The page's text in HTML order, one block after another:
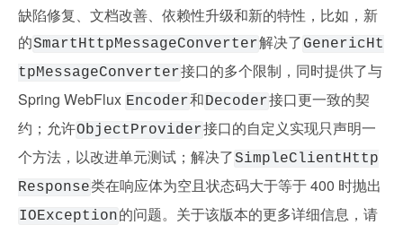
缺陷修复、文档改善、依赖性升级和新的特性，比如，新
的SmartHttpMessageConverter解决了 GenericHt
tpMessageConverter接口的多个限制，同时提供了与
Spring WebFlux Encoder和Decoder接口更一致的契
约；允许ObjectProvider接口的自定义实现只声明一
个方法，以改进单元测试；解决了SimpleClientHttp
Response类在响应体为空且状态码大于等于 400 时抛出
IOException的问题。关于该版本的更多详细信息，请